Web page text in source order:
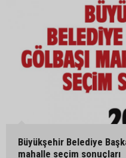
Büyükşehir Belediye
mahalle seçim sonuçları